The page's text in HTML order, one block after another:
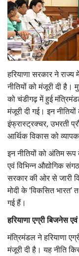
Ground Report
Rural Connect
National
Latest News
Agriculture
Awards 2022
Agri Start-Ups
Language
English Hindi
हरियाणा सरकार ने राज्य
नीतियों को मंजूरी दी है।
को चंडीगढ़ में हुई
मंजूरी दी गई। इन नीतियों
इंफ्रास्ट्रक्चर,उभरती
आर्थिक विकास को व्यापक
इन नीतियों को अंतिम रूप
एवं विभिन्न औद्योगिक
सरकार की ओर से जारी
मोदी के‘विकसित भारत’
गई हैं।
हरियाणा एग्री बिजनेस
मंत्रिमंडल ने हरियाणा
मंजूरी दी है। यह नीति